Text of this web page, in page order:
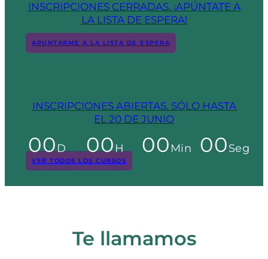
INSCRIPCIONES CERRADAS. ¡APÚNTATE A
LA LISTA DE ESPERA!
APUNTARME A LA LISTA DE ESPERA
INSCRIPCIONES ABIERTAS. SÓLO HASTA
EL 20 DE JUNIO
00D 00H 00 Min 00Seg
VER TODOS LOS CURSOS
Te llamamos